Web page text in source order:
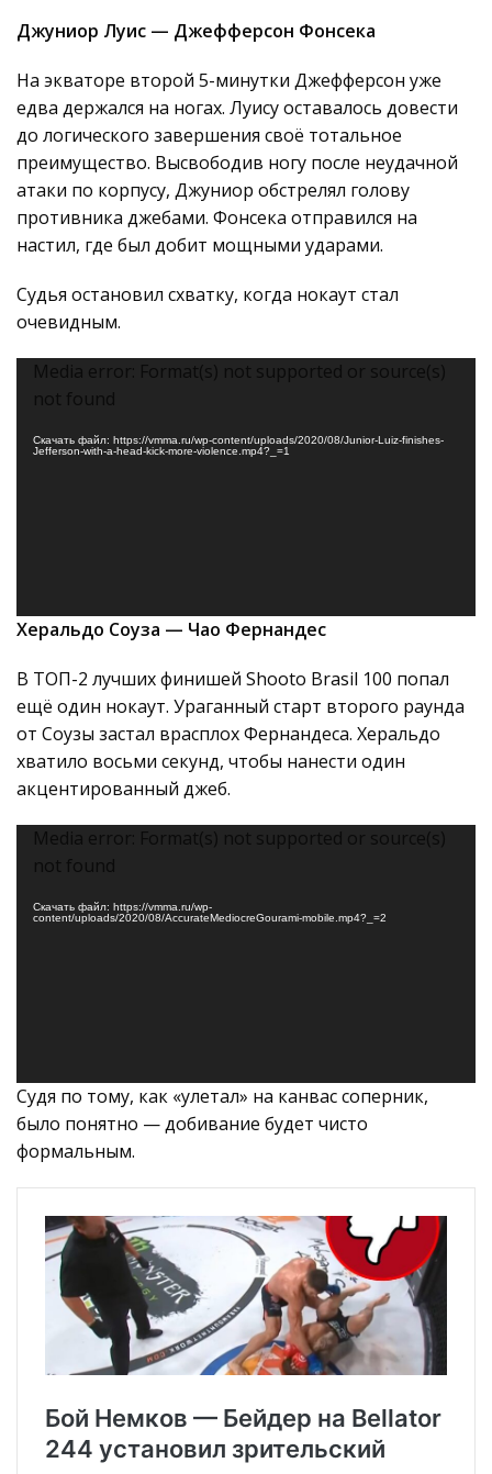
Джуниор Луис — Джефферсон Фонсека
На экваторе второй 5-минутки Джефферсон уже
едва держался на ногах. Луису оставалось довести
до логического завершения своё тотальное
преимущество. Высвободив ногу после неудачной
атаки по корпусу, Джуниор обстрелял голову
противника джебами. Фонсека отправился на
настил, где был добит мощными ударами.
Судья остановил схватку, когда нокаут стал
очевидным.
Видеоплеер
Media error: Format(s) not supported or source(s)
not found
Скачать файл: https://vmma.ru/wp-content/uploads/2020/08/Junior-Luiz-finishes-
Jefferson-with-a-head-kick-more-violence.mp4?_=1
Херальдо Соуза — Чао Фернандес
В ТОП-2 лучших финишей Shooto Brasil 100 попал
ещё один нокаут. Ураганный старт второго раунда
от Соузы застал врасплох Фернандеса. Херальдо
хватило восьми секунд, чтобы нанести один
акцентированный джеб.
Видеоплеер
Media error: Format(s) not supported or source(s)
not found
Скачать файл: https://vmma.ru/wp-
content/uploads/2020/08/AccurateMediocreGourami-mobile.mp4?_=2
Судя по тому, как «улетал» на канвас соперник,
было понятно — добивание будет чисто
формальным.